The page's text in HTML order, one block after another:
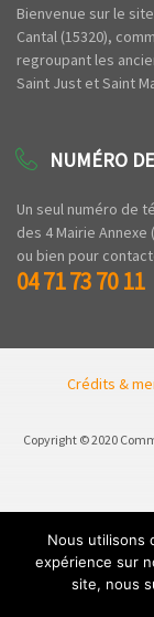
Bienvenue sur le
Cantal (15320),
regroupant les
Saint Just et Saint
NUMÉRO
Un seul numéro de
des 4 Mairie
ou bien pour
04 71 73 70 11
Crédits &
Copyright © 2020
Nous utilisons
expérience sur
site, nous